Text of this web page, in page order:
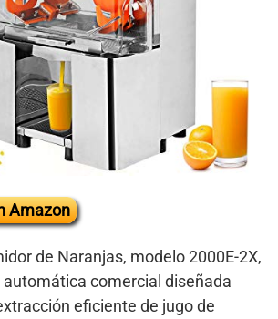
Amazon
de Naranjas, modelo 2000E-2X,
comercial diseñada
eficiente de jugo de